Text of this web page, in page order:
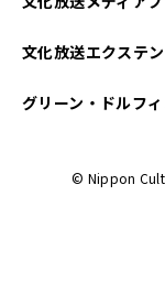
文化放送エクステ
グリーン・ドルフ
© Nippon